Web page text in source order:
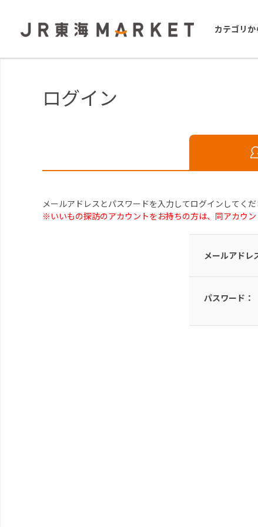
カテゴリか
ログイン
メールアドレスとパスワードを入力してログインしてくだ
※いいもの探訪のアカウントをお持ちの方は、同アカウン
メールアドレ
パスワード：